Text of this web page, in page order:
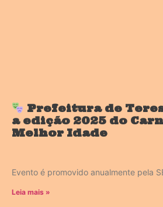
Prefeitura de
a edição 2025 do
Melhor Idade
Evento é promovido anualmente pela
Leia mais »